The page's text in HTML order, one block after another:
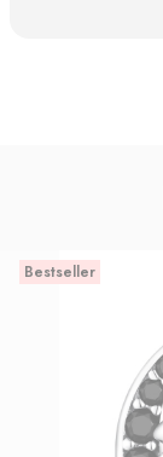
Bestseller